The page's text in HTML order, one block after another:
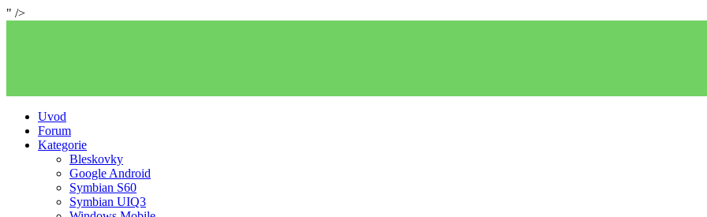
" />
Uvod
Forum
Kategorie
Bleskovky
Google Android
Symbian S60
Symbian UIQ3